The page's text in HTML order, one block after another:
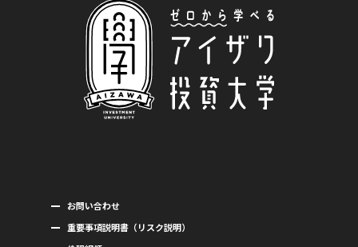
お問い合わせ
重要事項説明書（リスク説明）